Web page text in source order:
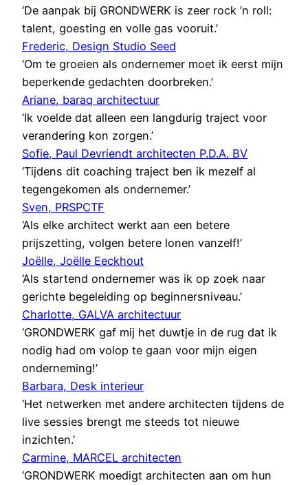
‘De aanpak bij GRONDWERK is zeer rock ’n roll:
talent, goesting en volle gas vooruit.’
Frederic, Design Studio Seed
‘Om te groeien als ondernemer moet ik eerst mijn
beperkende gedachten doorbreken.’
Ariane, baraq architectuur
‘Ik voelde dat alleen een langdurig traject voor
verandering kon zorgen.’
Sofie, Paul Devriendt architecten P.D.A. BV
‘Tijdens dit coaching traject ben ik mezelf al
tegengekomen als ondernemer.’
Sven, PRSPCTF
‘Als elke architect werkt aan een betere
prijszetting, volgen betere lonen vanzelf!’
Joëlle, Joëlle Eeckhout
‘Als startend ondernemer was ik op zoek naar
gerichte begeleiding op beginnersniveau.’
Charlotte, GALVA architectuur
‘GRONDWERK gaf mij het duwtje in de rug dat ik
nodig had om volop te gaan voor mijn eigen
onderneming!’
Barbara, Desk interieur
‘Het netwerken met andere architecten tijdens de
live sessies brengt me steeds tot nieuwe
inzichten.’
Carmine, MARCEL architecten
‘GRONDWERK moedigt architecten aan om hun